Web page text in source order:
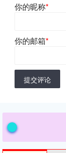
你的昵称*
你的邮箱*
提交评论